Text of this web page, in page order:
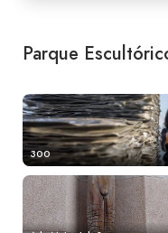
Parque
300